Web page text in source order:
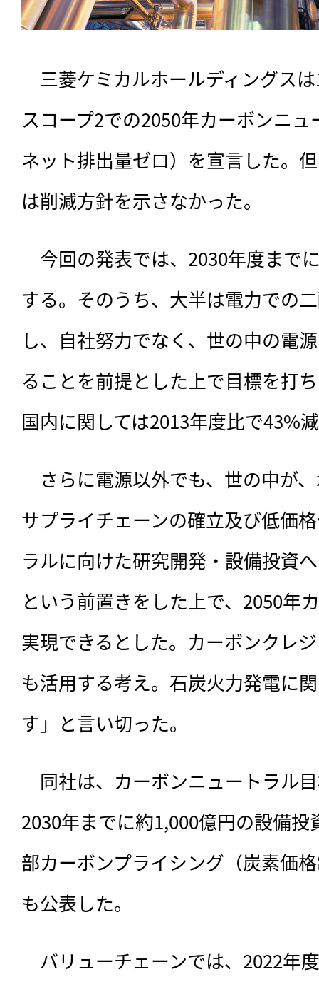
三菱ケミカルホールディングス
スコープ2での2050年カーボンニ
ネット排出量ゼロ）を宣言した。
は削減方針を示さなかった。
今回の発表では、 2030年度まで
する。そのうち、大半は電力での
し、自社努力でなく、世の中の電
ることを前提とした上で目標を打
国内に関しては2013年度比で43%
さらに電源以外でも、世の中が
サプライチェーンの確立及び低価
ラルに向けた研究開発・設備投資
という前置きをした上で、2050年
実現できるとした。カーボンクレ
も活用する考え。石炭火力発電に
す」と言い切った。
同社は、カーボンニュートラル
2030年までに約1,000億円の設備
部カーボンプライシング（炭素価
も公表した。
バリューチェーンでは、2022年